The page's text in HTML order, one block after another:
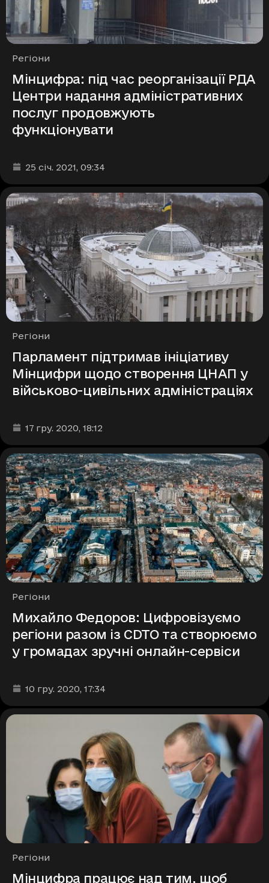
Рубрики
Регіони
Мінцифра: під час реорганізації РДА
Центри надання адміністративних
послуг продовжують
функціонувати
Дата та час публікації
25 січ. 2021, 09:34
Рубрики
Регіони
Парламент підтримав ініціативу
Мінцифри щодо створення ЦНАП у
військово-цивільних адміністраціях
Дата та час публікації
17 гру. 2020, 18:12
Рубрики
Регіони
Михайло Федоров: Цифровізуємо
регіони разом із CDTO та створюємо
у громадах зручні онлайн-сервіси
Дата та час публікації
10 гру. 2020, 17:34
Рубрики
Регіони
Мінцифра працює над тим, щоб